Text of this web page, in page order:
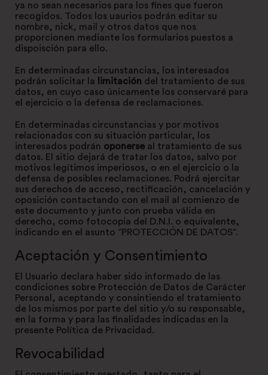
ya no sean necesarios para los fines que fueron
recogidos. Todos los uaurios podrán editar su
nombre, nick, mail y otros datos que nos
proporcionen mediante los formularios puestos a
dispoisción para ello.
En determinadas circunstancias, los interesados
podrán solicitar la
limitación del tratamiento de sus
datos, en cuyo caso únicamente los conservaré para
el ejercicio o la defensa de reclamaciones.
En determinadas circunstancias y por motivos
relacionados con su situación particular, los
interesados podrán oponerse al tratamiento de sus
datos. El sitio dejará de tratar los datos, salvo por
motivos legítimos imperiosos, o en el ejercicio o la
defensa de posibles reclamaciones. Podrá ejercitar
sus derechos de acceso, rectificación, cancelación y
oposición contactando con el mail al comienzo de
este documento y junto con prueba válida en
derecho, como fotocopia del D.N.I. o equivalente,
indicando en el asunto “PROTECCIÓN DE DATOS”.
Aceptación y Consentimiento
El Usuario declara haber sido informado de las
condiciones sobre Protección de Datos de Carácter
Personal, aceptando y consintiendo el tratamiento
de los mismos por parte del sitio y/o su responsable,
en la forma y para las finalidades indicadas en la
presente Política de Privacidad.
Revocabilidad